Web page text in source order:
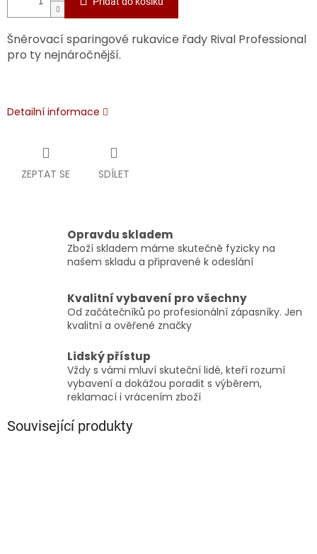
Šněrovací sparingové rukavice řady Rival Professional
pro ty nejnáročnější.
Detailní informace
ZEPTAT SE SDÍLET
Opravdu skladem
Zboží skladem máme skutečně fyzicky na
našem skladu a připravené k odeslání
Kvalitní vybavení pro všechny
Od začátečníků po profesionální zápasníky. Jen
kvalitní a ověřené značky
Lidský přístup
Vždy s vámi mluví skuteční lidé, kteří rozumí
vybavení a dokážou poradit s výběrem,
reklamací i vrácením zboží
Související produkty